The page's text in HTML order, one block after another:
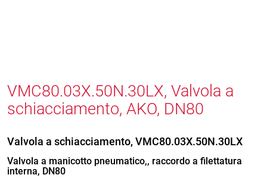
VMC80.03X.50N.30LX, Valvola a
schiacciamento, AKO, DN80
Valvola a schiacciamento, VMC80.03X.50N.30LX
Valvola a manicotto pneumatico,, raccordo a filettatura
interna, DN80